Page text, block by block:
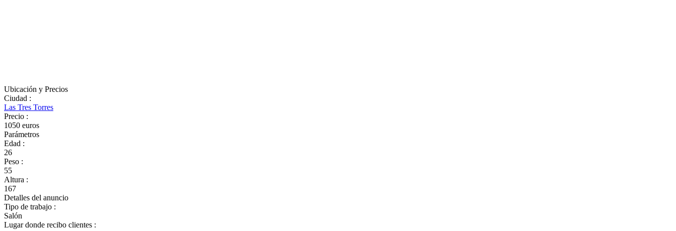
Ubicación y Precios
Ciudad :
Las Tres Torres
Precio :
1050 euros
Parámetros
Edad :
26
Peso :
55
Altura :
167
Detalles del anuncio
Tipo de trabajo :
Salón
Lugar donde recibo clientes :